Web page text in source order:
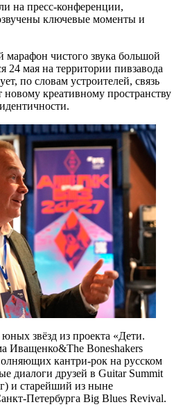
на пресс-конференции,
ключевые моменты и
чистого звука большой
24 мая на территории пивзавода
по словам устроителей, связь
креативному пространству
звёзд из проекта «Дети.
Boneshakers
кантри-рок на русском
диалоги друзей в Guitar Summit
и старейший из ныне
Петербурга Big Blues Revival.